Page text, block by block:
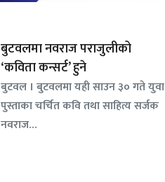
बुटवलमा नवराज पराजुलीको
‘कविता कन्सर्ट’ हुने
बुटवल । बुटवलमा यही साउन ३० गते युवा
पुस्ताका चर्चित कवि तथा साहित्य सर्जक
नवराज…